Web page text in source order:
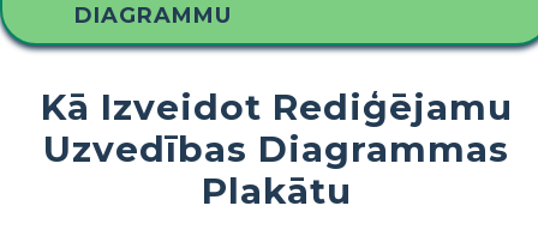
DIAGRAMMU
Kā Izveidot Rediģējamu
Uzvedības Diagrammas
Plakātu